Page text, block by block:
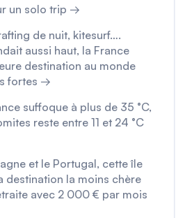
un solo trip →
de nuit, kitesurf….
aussi haut, la France
destination au monde
fortes →
suffoque à plus de 35 °C,
reste entre 11 et 24 °C
et le Portugal, cette île
destination la moins chère
avec 2 000 € par mois